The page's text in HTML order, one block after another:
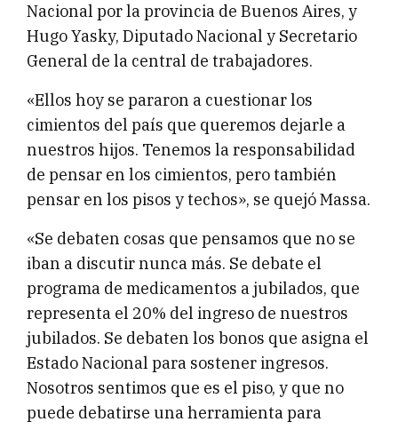
Nacional por la provincia de Buenos Aires, y
Hugo Yasky, Diputado Nacional y Secretario
General de la central de trabajadores.
«Ellos hoy se pararon a cuestionar los
cimientos del país que queremos dejarle a
nuestros hijos. Tenemos la responsabilidad
de pensar en los cimientos, pero también
pensar en los pisos y techos», se quejó Massa.
«Se debaten cosas que pensamos que no se
iban a discutir nunca más. Se debate el
programa de medicamentos a jubilados, que
representa el 20% del ingreso de nuestros
jubilados. Se debaten los bonos que asigna el
Estado Nacional para sostener ingresos.
Nosotros sentimos que es el piso, y que no
puede debatirse una herramienta para